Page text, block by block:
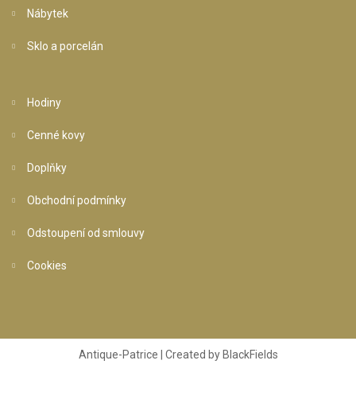
Nábytek
Sklo a porcelán
Hodiny
Cenné kovy
Doplňky
Obchodní podmínky
Odstoupení od smlouvy
Cookies
Antique-Patrice | Created by BlackFields